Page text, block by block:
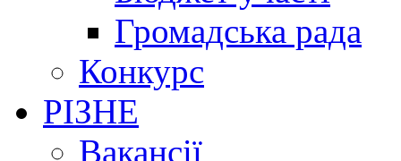
Громадська рада
Конкурс
РІЗНЕ
Вакансії